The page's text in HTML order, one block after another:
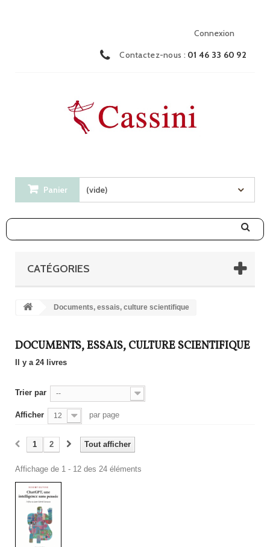
Connexion
Contactez-nous : 01 46 33 60 92
Panier (vide)
CATÉGORIES
Documents, essais, culture scientifique
DOCUMENTS, ESSAIS, CULTURE SCIENTIFIQUE
Il y a 24 livres
Trier par --
Afficher 12 par page
Tout afficher
1 2
Affichage de 1 - 12 des 24 éléments